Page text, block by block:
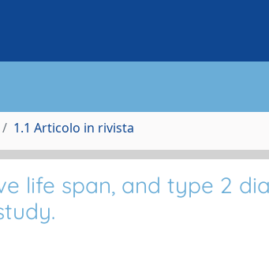
1.1 Articolo in rivista
life span, and type 2